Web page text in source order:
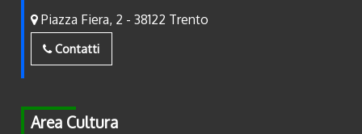
Piazza Fiera, 2 - 38122 Trento
Contatti
Area Cultura